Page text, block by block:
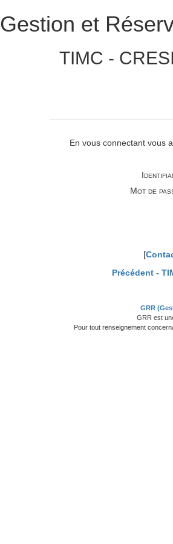
Gestion et
TIMC -
En vous connectant vous
Mot de
[
Précédent -
GRR
GRR est
Pour tout renseignement